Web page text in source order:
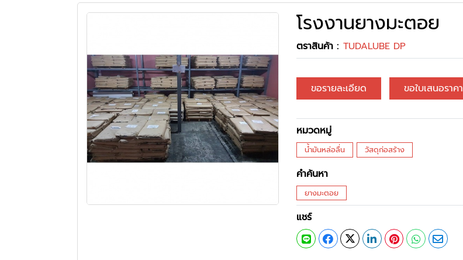
โรงงานยางมะตอย
ตราสินค้า : TUDALUBE DP
ขอรายละเอียด ขอใบเสนอราคา
หมวดหมู่
น้ำมันหล่อลื่น วัสดุก่อสร้าง
คำค้นหา
ยางมะตอย
แชร์